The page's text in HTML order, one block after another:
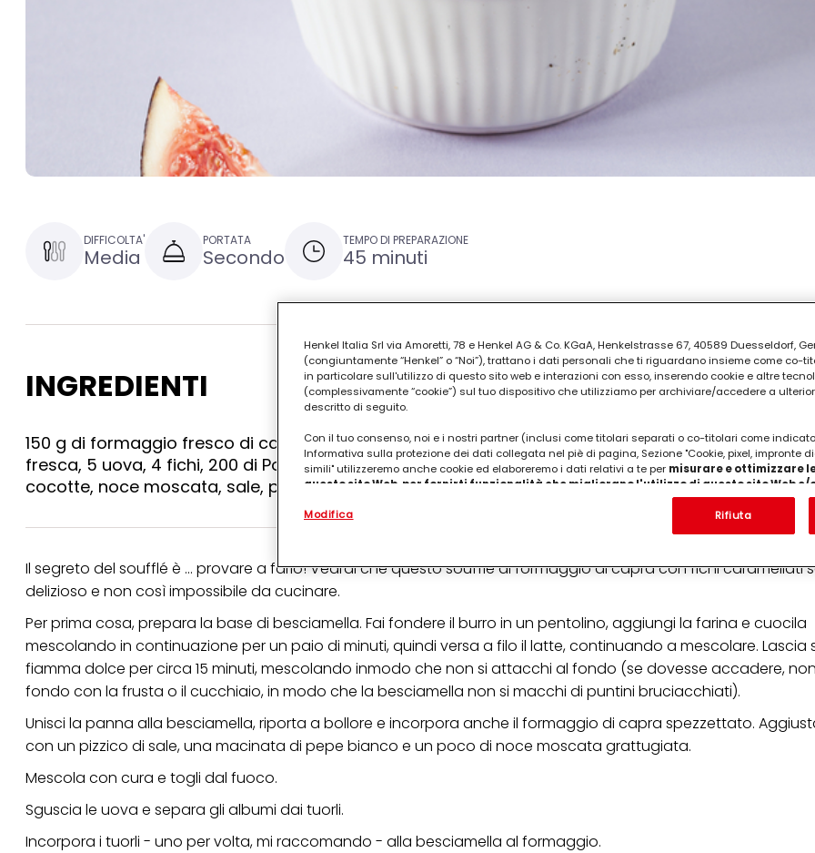
DIFFICOLTA'
Media
PORTATA
Secondo
TEMPO DI PREPARAZIONE
45 minuti
INGREDIENTI
150 g di formaggio fresco di capra, 80 g di burro, 3 cucchiai farina tipo 00, 250 g di latte, 100 g di
fresca, 5 uova, 4 fichi, 200 di Porto, un cucchiaio di zucchero, 3 cucchiai d'aceto balsamico,
cocotte, noce moscata, sale, pepe bianco.
Il segreto del soufflé è ... provare a farlo! Vedrai che questo soufflé di formaggio di capra con fichi caramellati
delizioso e non così impossibile da cucinare.
Per prima cosa, prepara la base di besciamella. Fai fondere il burro in un pentolino, aggiungi la farina e cuocila
mescolando in continuazione per un paio di minuti, quindi versa a filo il latte, continuando a mescolare. Lascia
fiamma dolce per circa 15 minuti, mescolando inmodo che non si attacchi al fondo (se dovesse accadere,
fondo con la frusta o il cucchiaio, in modo che la besciamella non si macchi di puntini bruciacchiati).
Unisci la panna alla besciamella, riporta a bollore e incorpora anche il formaggio di capra spezzettato.
con un pizzico di sale, una macinata di pepe bianco e un poco di noce moscata grattugiata.
Mescola con cura e togli dal fuoco.
Sguscia le uova e separa gli albumi dai tuorli.
Incorpora i tuorli - uno per volta, mi raccomando - alla besciamella al formaggio.
Henkel Italia Srl via Amoretti, 78 e Henkel AG & Co. KGaA, Henkelstrasse 67, 40589 Duesseldorf,
(congiuntamente “Henkel” o “Noi”), trattano i dati personali che ti riguardano insieme come co-
in particolare sull'utilizzo di questo sito web e interazioni con esso, inserendo cookie e altre
(complessivamente “cookie”) sul tuo dispositivo che utilizziamo per archiviare/accedere a
descritto di seguito.
Con il tuo consenso, noi e i nostri partner (inclusi come titolari separati o co-titolari come
Informativa sulla protezione dei dati collegata nel piè di pagina, Sezione "Cookie, pixel, impronte
simili" utilizzeremo anche cookie ed elaboreremo i dati relativi a te per misurare e ottimizzare
questo sito Web, per fornirti funzionalità che migliorano l'utilizzo di questo sito Web e/
. Analizzeremo il tuo utilizzo di questo sito Web e le tue interazioni commerciali
(rispettivamente dell'azienda per cui lavori) per) e su tale base tracciare i tuoi acquisti dei nostri
terzi, conservare le nostre informazioni sulle entità commerciali e creare profili individuali su di te
identificati) su questo sito web e altri media (di terzi) tramite i dispositivi assegnati a te o alla tua
misurare e ottimizzare il successo delle campagne pubblicitarie.
Puoi trovare maggiori informazioni sul trattamento dei tuoi dati nella nostra Informativa sulla
collegata nel piè di pagina (Sezione "Cookie, Pixel, Impronte digitali e tecnologie simili"). Puoi
qualsiasi momento con effetto per il futuro disabilitando i cookie sul nostro sito web nella sezione
collegata nel piè di pagina. Per ulteriori informazioni sui cookie utilizzati su questo sito Web, in
periodo di conservazione, consultare le informazioni dettagliate su ciascun cookie disponibili
"modifica" di seguito".
Se fai clic su "Modifica" potrai trovare maggiori informazioni sul trattamento dei tuoi dati / sull'uso
per uno o più degli scopi sopra menzionati. Cliccando su "Accetta tutto", acconsenti all'uso dei
Modifica Rifiuta